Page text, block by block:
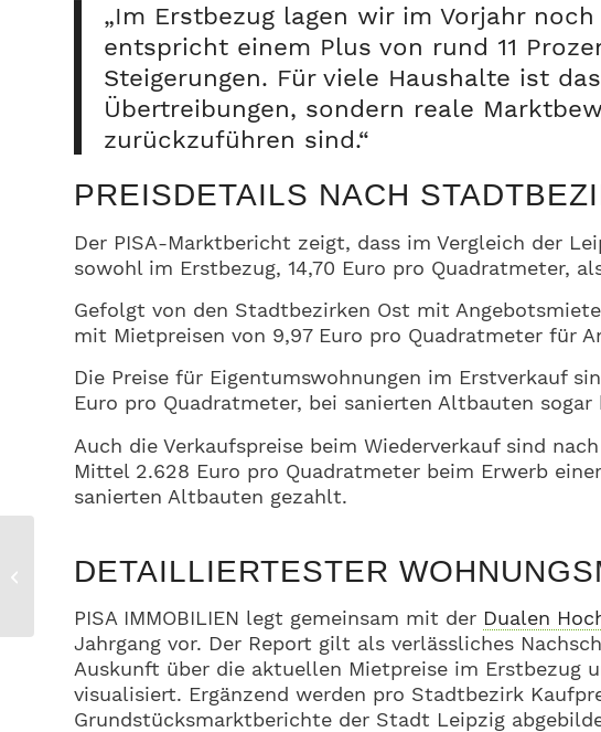
„Im Erstbezug lagen wir im Vorjahr
entspricht einem Plus von rund 11
Steigerungen. Für viele Haushalte ist
Übertreibungen, sondern reale
zurückzuführen sind.“
PREISDETAILS NACH
Der PISA-Marktbericht zeigt, dass im Vergleich der
sowohl im Erstbezug, 14,70 Euro pro Quadratmeter,
Gefolgt von den Stadtbezirken Ost mit
mit Mietpreisen von 9,97 Euro pro Quadratmeter für
Die Preise für Eigentumswohnungen im Erstverkauf
Euro pro Quadratmeter, bei sanierten Altbauten sogar
Auch die Verkaufspreise beim Wiederverkauf sind
Mittel 2.628 Euro pro Quadratmeter beim Erwerb
sanierten Altbauten gezahlt.
DETAILLIERTESTER
PISA IMMOBILIEN legt gemeinsam mit der Dualen
Jahrgang vor. Der Report gilt als verlässliches
Auskunft über die aktuellen Mietpreise im Erstbezug
visualisiert. Ergänzend werden pro Stadtbezirk
Grundstücksmarktberichte der Stadt Leipzig
in Leipzig-Leutzsch –
Raum & ...